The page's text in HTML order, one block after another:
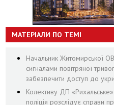
МАТЕРІАЛИ ПО ТЕМІ
Начальник Житомирської
сигналами повітряної
забезпечити доступ до
Колективу ДП
поліція розслідує справи